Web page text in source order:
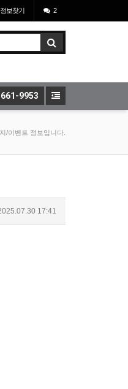
정보찾기 2
9953
/이벤트 정보입니다.
17:41